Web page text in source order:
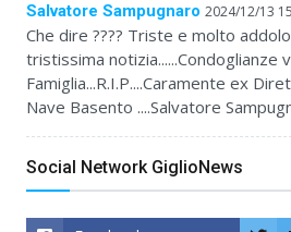
Salvatore Sampugnaro 2024/12/13
Che dire ???? Triste e molto
tristissima notizia......Condoglianze
Famiglia...R.I.P....Caramente ex
Nave Basento ....Salvatore
Social Network GiglioNews